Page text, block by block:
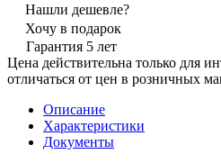
Нашли дешевле?
Хочу в подарок
Гарантия 5 лет
Цена действительна только для
отличаться от цен в розничных
Описание
Характеристики
Документы